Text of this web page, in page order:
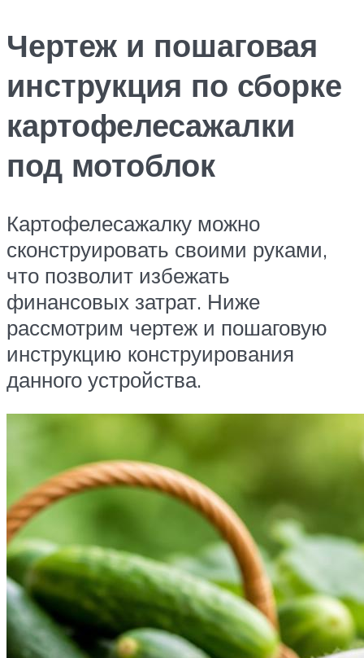
Чертеж и пошаговая
инструкция по сборке
картофелесажалки
под мотоблок
Картофелесажалку можно
сконструировать своими руками,
что позволит избежать
финансовых затрат. Ниже
рассмотрим чертеж и пошаговую
инструкцию конструирования
данного устройства.